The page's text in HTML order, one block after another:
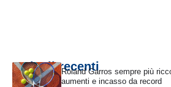
Articoli recentiRoland Garros sempre più
aumenti e incasso da record